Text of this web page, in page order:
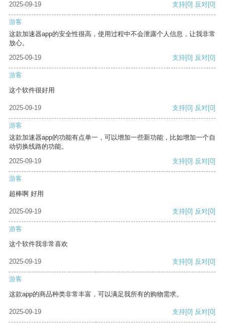
2025-09-19 支持[0] 反对[0]
游客
这款加速器app的安全性很高，使用过程中不会泄露个人信息，让我非常
放心。
2025-09-19
支持[0] 反对[0]
游客
这个软件很好用
2025-09-19 支持[0] 反对[0]
游客
这款加速器app的功能有点单一，可以增加一些新功能，比如增加一个自
动切换线路的功能。
2025-09-19
支持[0] 反对[0]
游客
超棒啊 好用
2025-09-19 支持[0] 反对[0]
游客
这个软件我非常喜欢
2025-09-19 支持[0] 反对[0]
游客
这款app的商品种类非常丰富，可以满足我所有的购物需求。
2025-09-19 支持[0] 反对[0]